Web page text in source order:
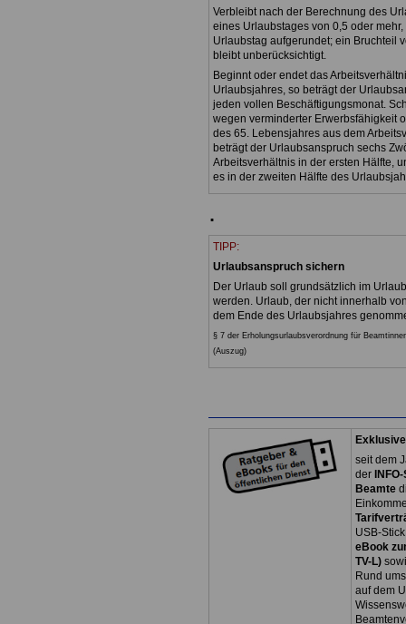
Verbleibt nach der Berechnung des
eines Urlaubstages von 0,5 oder
Urlaubstag aufgerundet; ein Bruchteil
bleibt unberücksichtigt.
Beginnt oder endet das
Urlaubsjahres, so beträgt der
jeden vollen Beschäftigungsmonat.
wegen verminderter Erwerbsfähigkeit
des 65. Lebensjahres aus dem
beträgt der Urlaubsanspruch sechs
Arbeitsverhältnis in der ersten Hälfte,
es in der zweiten Hälfte des
.
TIPP:
Urlaubsanspruch sichern
Der Urlaub soll grundsätzlich im
werden. Urlaub, der nicht innerhalb
dem Ende des Urlaubsjahres
§ 7 der Erholungsurlaubsverordnung für
(Auszug)
seit dem
der
Beamte
USB-
eBook
TV-L)
Rund
auf dem